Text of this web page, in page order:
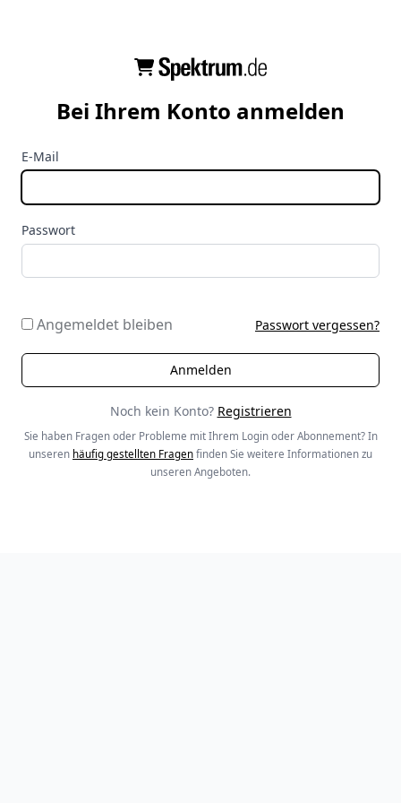
Bei Ihrem Konto anmelden
E-Mail
Passwort
Angemeldet bleiben Passwort vergessen?
Noch kein Konto? Registrieren
Sie haben Fragen oder Probleme mit Ihrem Login oder Abonnement? In
unseren häufig gestellten Fragen finden Sie weitere Informationen zu
unseren Angeboten.